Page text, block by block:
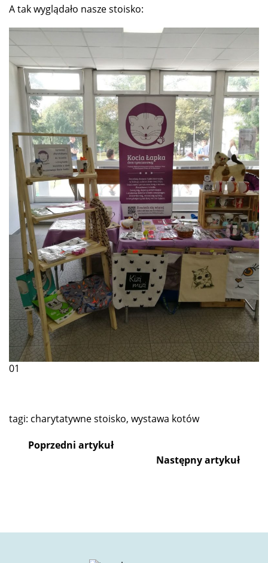
A tak wyglądało nasze stoisko:
01
tagi: charytatywne stoisko, wystawa kotów
Poprzedni artykuł
Następny artykuł